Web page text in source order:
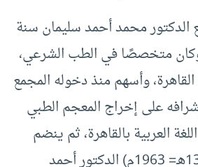
الدكتور محمد أحمد سليمان سنة
وكان متخصصًا في الطب الشرعي،
وأسهم منذ دخوله المجمع
على إخراج المعجم الطبي
العربية بالقاهرة، ثم ينضم
بعده بعام سنة (1383هـ= 1963م) الدكتور أحمد